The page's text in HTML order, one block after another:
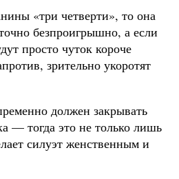
«три четверти», то она
безпроигрышно, а если
просто чуток короче
зрительно укоротят
должен закрывать
— тогда это не только лишь
силуэт женственным и